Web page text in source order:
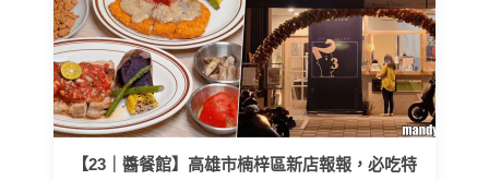
【23｜醬餐館】高雄市楠梓區新店報報，必吃特